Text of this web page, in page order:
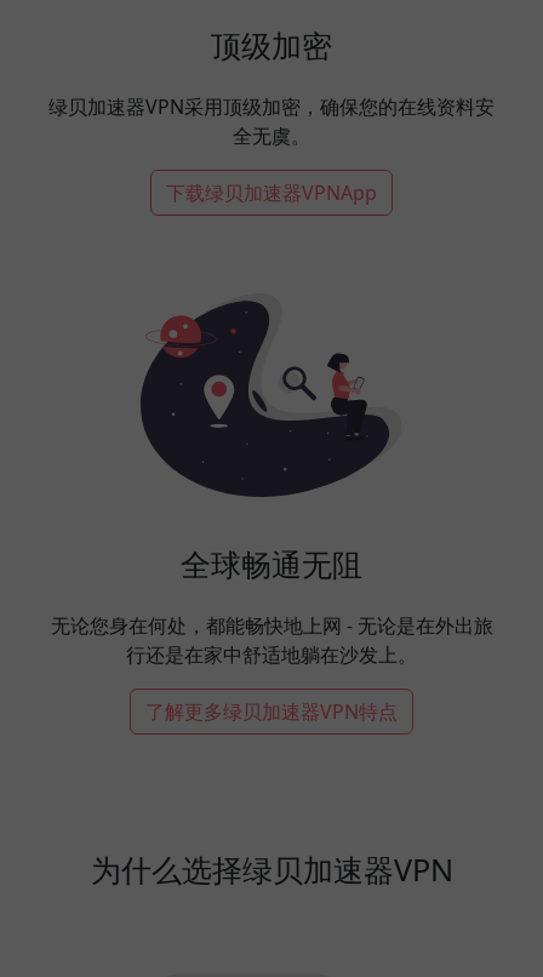
顶级加密
绿贝加速器VPN采用顶级加密，确保您的在线资料安
全无虞。
下载绿贝加速器VPNApp
全球畅通无阻
无论您身在何处，都能畅快地上网 - 无论是在外出旅
行还是在家中舒适地躺在沙发上。
了解更多绿贝加速器VPN特点
为什么选择绿贝加速器VPN